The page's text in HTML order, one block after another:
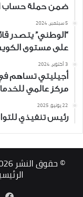
ضمن حملة حساب
5 سبتمبر، 2024
على مستوى الكويت
3 أكتوبر، 2024
أجيليتي تساهم
مركز عالمي
22 يونيو، 2025
رئيس تنفيذي
© حقوق النشر 2026، جميع الحقوق محفوظة |